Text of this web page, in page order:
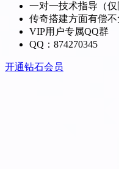
一对一技术指导（仅
传奇搭建方面有偿
VIP用户专属QQ群
QQ：874270345
开通钻石会员